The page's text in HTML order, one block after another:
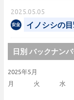
2025.05.05
イノシシの目
日別 バックナン
2025年5月
月
火 水